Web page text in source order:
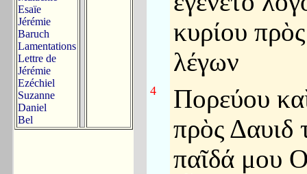
Esaïe
Jérémie
Baruch
Lamentations
Lettre de
Jérémie
Ezéchiel
Suzanne
Daniel
Bel
κυρίου
λέγων
4
Πορεύου
πρὸς Δαυιδ
παῖδά μου